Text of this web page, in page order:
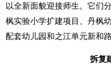
以全新面貌迎接师生。它们
枫实验小学扩建项目、丹枫
配套幼儿园和之江单元新和路
拆复